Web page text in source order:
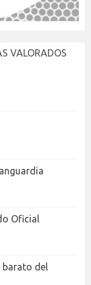
VALORADOS
Oficial
barato del